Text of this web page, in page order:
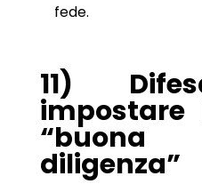
fede.
11)
impostare
diligenza”